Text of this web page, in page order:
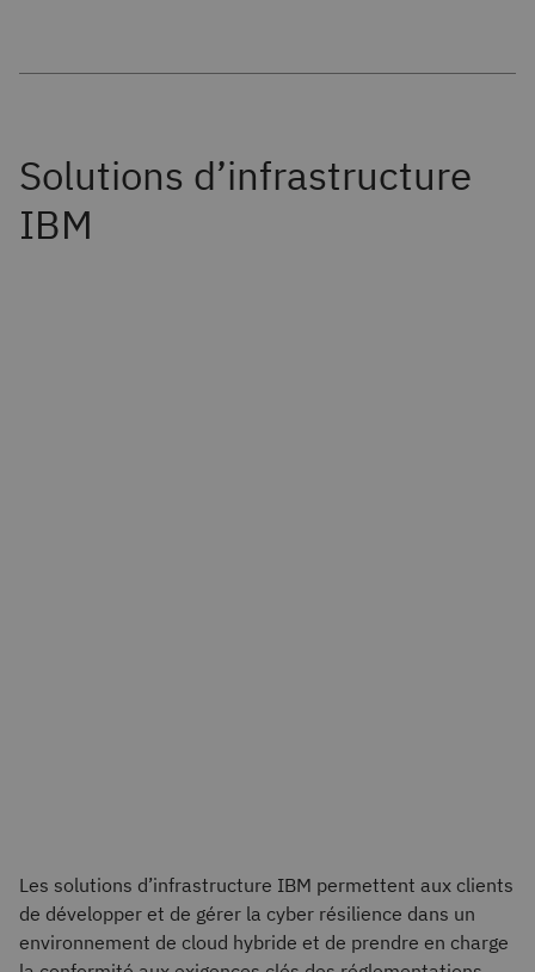
Les solutions d’infrastructure IBM permettent aux clients
de développer et de gérer la cyber résilience dans un
environnement de cloud hybride et de prendre en charge